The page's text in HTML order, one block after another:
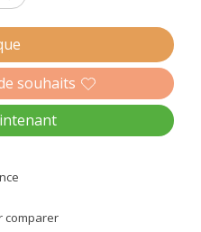
souhaits
comparer